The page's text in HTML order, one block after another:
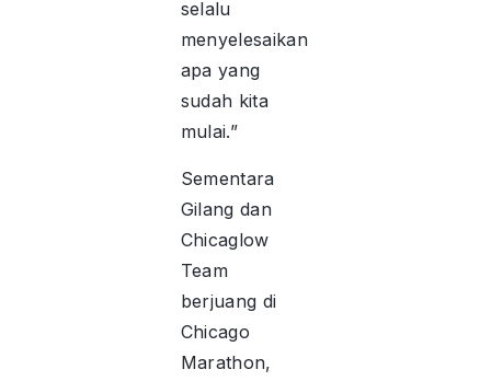
selalu
menyelesaikan
apa yang
sudah kita
mulai.”
Sementara
Gilang dan
Chicaglow
Team
berjuang di
Chicago
Marathon,